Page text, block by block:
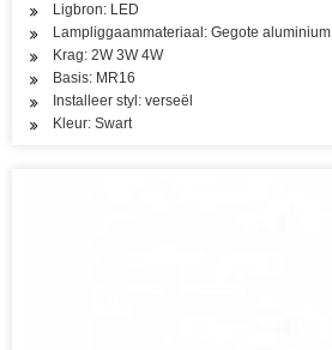
Ligbron: LED
Lampliggaammateriaal: Gegote aluminium
Krag: 2W 3W 4W
Basis: MR16
Installeer styl: verseël
Kleur: Swart